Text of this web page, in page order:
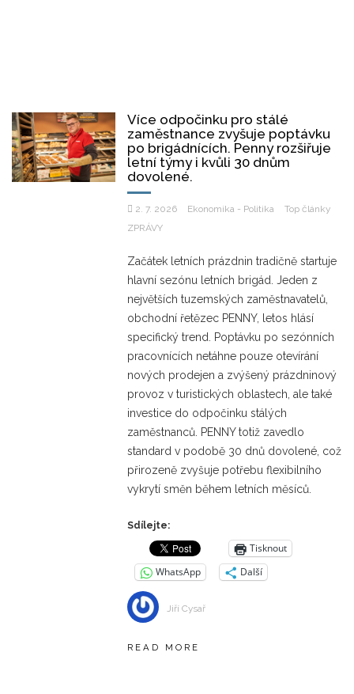
Více odpočinku pro stálé
zaměstnance zvyšuje poptávku
po brigádnících. Penny rozšiřuje
letní týmy i kvůli 30 dnům
dovolené.
2. 7. 2026 Ekonomika - Politika
Top články
ZPRÁVY
Začátek letních prázdnin tradičně startuje
hlavní sezónu letních brigád. Jeden z
největších tuzemských zaměstnavatelů,
obchodní řetězec PENNY, letos hlásí
specifický trend. Poptávku po sezónních
pracovnících netáhne pouze otevírání
nových prodejen a zvýšený prázdninový
provoz v turistických oblastech, ale také
investice do odpočinku stálých
zaměstnanců. PENNY totiž zavedlo
standard v podobě 30 dnů dovolené, což
přirozeně zvyšuje potřebu flexibilního
vykrytí směn během letních měsíců.
Sdílejte:
Tisknout
WhatsApp
Další
Jiří Cysař
READ MORE